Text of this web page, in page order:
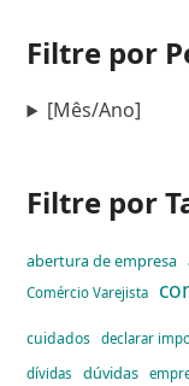
Filtre por
[Mês/Ano]
Filtre por
abertura de empresa
Comércio Varejista
cuidados declarar
dívidas dúvidas